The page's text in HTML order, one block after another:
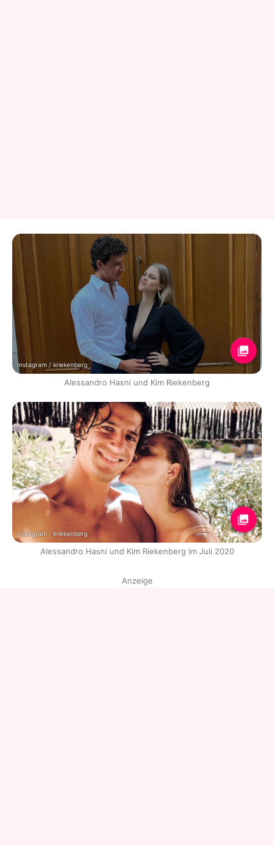
Instagram / kriekenberg
Alessandro Hasni und Kim Riekenberg
Instagram / kriekenberg
Alessandro Hasni und Kim Riekenberg im Juli 2020
Anzeige